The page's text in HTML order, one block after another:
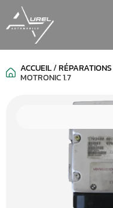
ACCUEIL/RÉPARATIONS
MOTRONIC 1.7